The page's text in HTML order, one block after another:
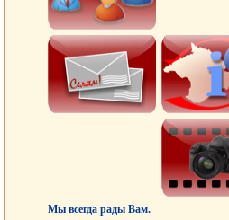
Мы всегда рады Вам.